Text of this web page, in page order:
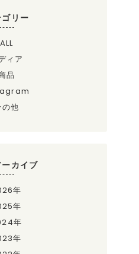
リー
ALL
ィア
品
の他
カイブ
年
年
年
年